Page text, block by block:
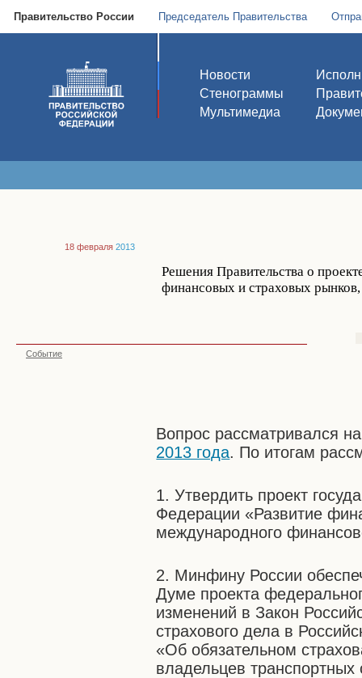
Правительство России Председатель Правительства
Новости
Стенограммы
Мультимедиа
18 февраля 2013
Решения Правительства о
финансовых и страховых
Событие
Вопрос рассматривался
2013 года. По итогам
1. Утвердить проект
Федерации «Развитие
международного
2. Минфину России
Думе проекта
изменений в Закон
страхового дела в
«Об обязательном
владельцев